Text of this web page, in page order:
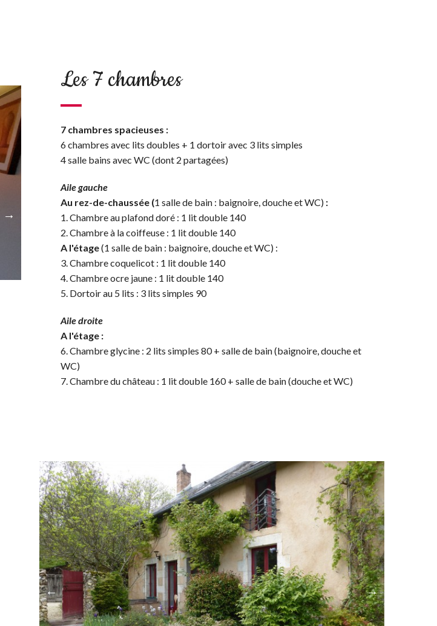
Les 7 chambres
7 chambres spacieuses :
6 chambres avec lits doubles + 1 dortoir avec 3 lits simples
4 salle bains avec WC (dont 2 partagées)
Aile gauche
Au rez-de-chaussée (1 salle de bain : baignoire, douche et WC) :
1. Chambre au plafond doré : 1 lit double 140
2. Chambre à la coiffeuse : 1 lit double 140
A l'étage(1 salle de bain : baignoire, douche et WC) :
3. Chambre coquelicot : 1 lit double 140
4. Chambre ocre jaune : 1 lit double 140
5. Dortoir au 5 lits : 3 lits simples 90
Aile droite
A l'étage :
6. Chambre glycine : 2 lits simples 80 + salle de bain (baignoire, douche et
WC)
7. Chambre du château : 1 lit double 160 + salle de bain (douche et WC)